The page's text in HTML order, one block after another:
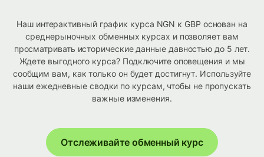
Наш интерактивный график курса NGN к GBP основан на
среднерыночных обменных курсах и позволяет вам
просматривать исторические данные давностью до 5 лет.
Ждете выгодного курса? Подключите оповещения и мы
сообщим вам, как только он будет достигнут. Используйте
наши ежедневные сводки по курсам, чтобы не пропускать
важные изменения.
Отслеживайте обменный курс